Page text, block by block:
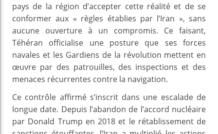
pays de la région d’accepter cette réalité et de se
conformer aux « règles établies par l’Iran », sans
aucune ouverture à un compromis. Ce faisant,
Téhéran officialise une posture que ses forces
navales et les Gardiens de la révolution mettent en
œuvre par des patrouilles, des inspections et des
menaces récurrentes contre la navigation.
Ce contrôle affirmé s’inscrit dans une escalade de
longue date. Depuis l’abandon de l’accord nucléaire
par Donald Trump en 2018 et le rétablissement de